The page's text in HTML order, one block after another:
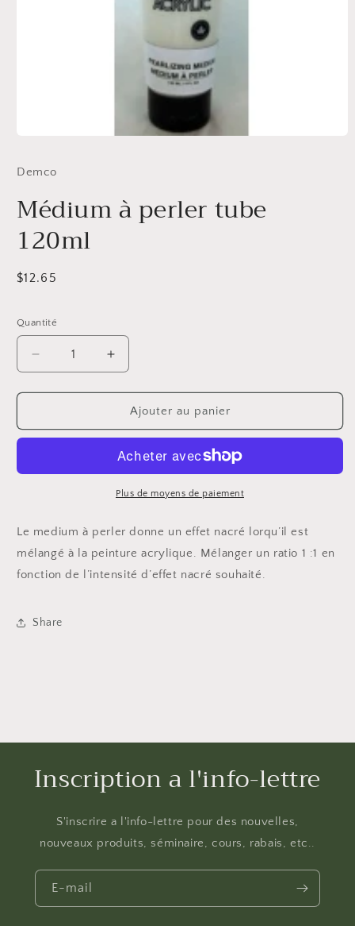
média
1
une
fenêtre
Demco
Médium à perler tube
120ml
Prix
$12.65
Quantité
Réduire
la
quantité
Médium
tube
Augmenter
la
quantité
Médium
perler
tube
120ml
Ajouter au panier
Plus de moyens de paiement
Le medium à perler donne un effet nacré lorqu’il est
mélangé à la peinture acrylique. Mélanger un ratio 1 :1 en
fonction de l’intensité d’effet nacré souhaité.
Share
Inscription a l'info-lettre
S'inscrire a l'info-lettre pour des nouvelles,
nouveaux produits, séminaire, cours, rabais, etc..
E-mail